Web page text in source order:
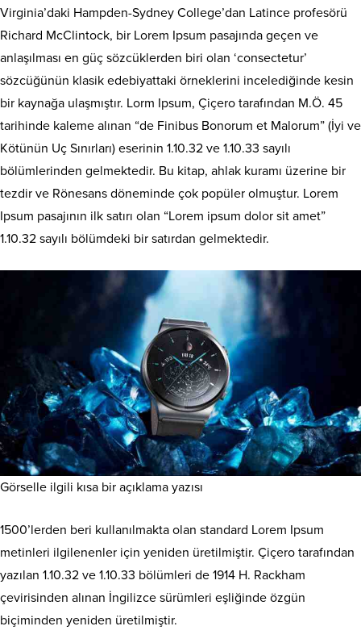
Virginia’daki Hampden-Sydney College’dan Latince profesörü
Richard McClintock, bir Lorem Ipsum pasajında geçen ve
anlaşılması en güç sözcüklerden biri olan ‘consectetur’
sözcüğünün klasik edebiyattaki örneklerini incelediğinde kesin
bir kaynağa ulaşmıştır. Lorm Ipsum, Çiçero tarafından M.Ö. 45
tarihinde kaleme alınan “de Finibus Bonorum et Malorum” (İyi ve
Kötünün Uç Sınırları) eserinin 1.10.32 ve 1.10.33 sayılı
bölümlerinden gelmektedir. Bu kitap, ahlak kuramı üzerine bir
tezdir ve Rönesans döneminde çok popüler olmuştur. Lorem
Ipsum pasajının ilk satırı olan “Lorem ipsum dolor sit amet”
1.10.32 sayılı bölümdeki bir satırdan gelmektedir.
Görselle ilgili kısa bir açıklama yazısı
1500’lerden beri kullanılmakta olan standard Lorem Ipsum
metinleri ilgilenenler için yeniden üretilmiştir. Çiçero tarafından
yazılan 1.10.32 ve 1.10.33 bölümleri de 1914 H. Rackham
çevirisinden alınan İngilizce sürümleri eşliğinde özgün
biçiminden yeniden üretilmiştir.